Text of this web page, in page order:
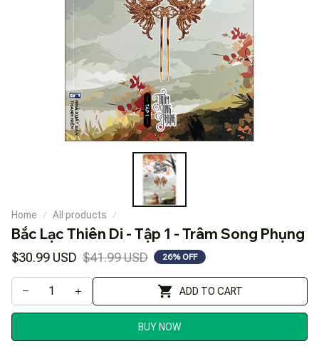
Home All products
Bắc Lạc Thiên Di - Tập 1 - Trâm Song Phụng
$30.99 USD $41.99 USD 26% OFF
ADD TO CART
BUY NOW